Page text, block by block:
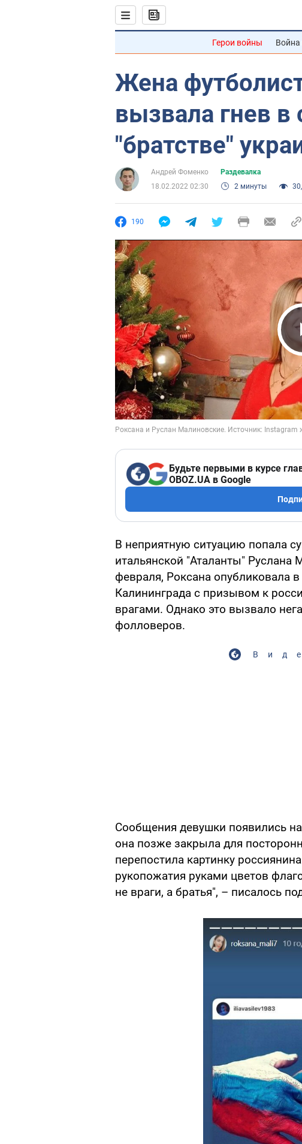
Герои войны Война
Жена
вызвала гнев в
"братстве"
Андрей Фоменко
Раздевалка
18.02.2022 02:30
2 минуты
190
Будьте первыми в курсе
OBOZ.UA в Google
В неприятную ситуацию попала
итальянской "Аталанты" Руслана
февраля, Роксана опубликовала в
Калининграда с призывом к
врагами. Однако это вызвало
фолловеров.
Сообщения девушки появились
она позже закрыла для
перепостила картинку
рукопожатия руками цветов
не враги, а братья", – писалось